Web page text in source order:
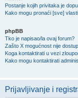
Postanje kojih privitaka je
Kako mogu pronaći [sve]
phpBB
Tko je napisao/la ovaj forum?
Zašto X mogućnost nije
Koga kontaktirati u vezi
Kako mogu kontaktirati
Prijavljivanje i